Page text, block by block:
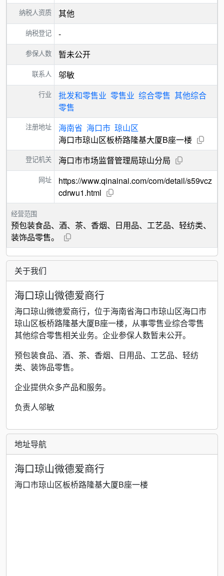
纳税人资质 其他
纳税登记 -
参保人数 暂未公开
联系人 邬敏
行业 批发和零售业 零售业 综合零售 其他综合
零售
注册地址 海南省 海口市 琼山区
海口市琼山区板桥路隆基大厦B座一楼
登记机关 海口市市场监督管理局琼山分局
网址
https://www.qinainai.com/com/detail/s59vcz
cdrwu1.html
经营范围
预包装食品、酒、茶、香烟、日用品、工艺品、轻纺类、
装饰品零售。
关于我们
海口琼山微德爱商行
海口琼山微德爱商行，位于海南省海口市琼山区海口市
琼山区板桥路隆基大厦B座一楼，从事零售业综合零售
其他综合零售相关业务。企业参保人数暂未公开。
预包装食品、酒、茶、香烟、日用品、工艺品、轻纺
类、装饰品零售。
企业提供众多产品和服务。
负责人邬敏
地址导航
海口琼山微德爱商行
海口市琼山区板桥路隆基大厦B座一楼